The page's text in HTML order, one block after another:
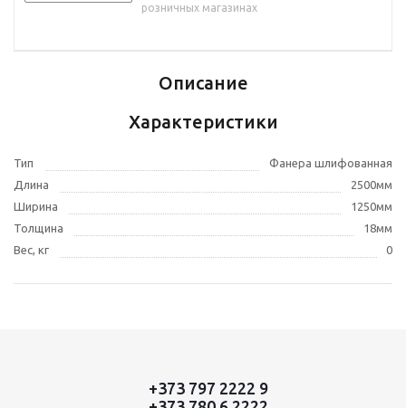
розничных магазинах
Описание
Характеристики
Тип
Фанера шлифованная
Длина
2500мм
Ширина
1250мм
Толщина
18мм
Вес, кг
0
+373 797 2222 9